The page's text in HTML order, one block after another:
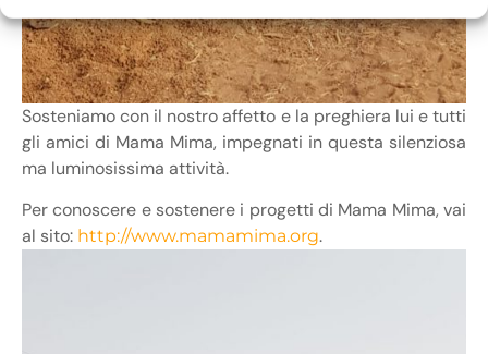
Sosteniamo con il nostro affetto e la preghiera lui e tutti
gli amici di Mama Mima, impegnati in questa silenziosa
ma luminosissima attività.
Per conoscere e sostenere i progetti di Mama Mima, vai
al sito: http://www.mamamima.org.